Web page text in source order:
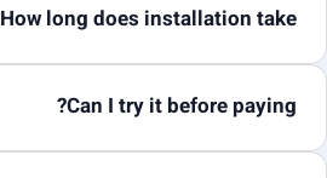
How long does installation take?
Can I try it before paying?